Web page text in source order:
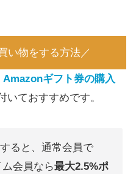
い物をする方法／
Amazonギフト券の購入
いておすすめです。
ると、通常会員で
会員なら最大2.5%ポ